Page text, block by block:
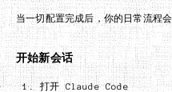
当一切配置完成后，你的日常流程
开始新会话
打开 Claude Code